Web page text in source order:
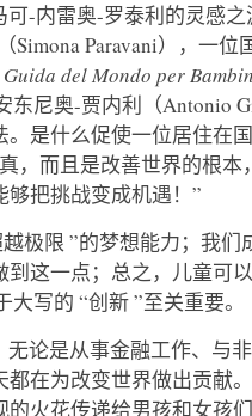
-内雷奥-罗泰利的灵感
Paravani），一位
del Mondo per
东尼奥-贾内利（Antonio
是什么促使一位居住在
，而且是改善世界的根本
把挑战变成机遇！”
极限 ”的梦想能力；我们
这一点；总之，儿童可
写的 “创新 ”至关重要。
论是从事金融工作、与
在为改变世界做出贡献
火花传递给男孩和女孩